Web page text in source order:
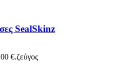
SealSkinz
€.ζεύγος